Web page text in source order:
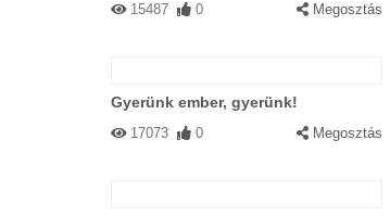
15487 0 Megosztás
Gyerünk ember, gyerünk!
17073 0 Megosztás